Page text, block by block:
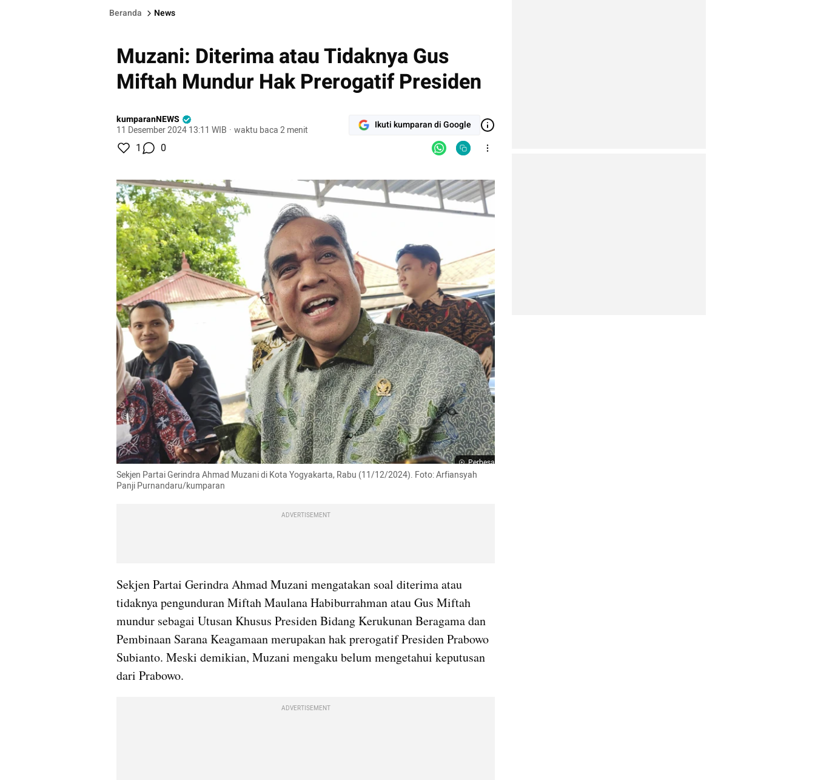
Beranda News
Muzani: Diterima atau Tidaknya Gus
Miftah Mundur Hak Prerogatif Presiden
kumparanNEWS
11 Desember 2024 13:11 WIB · waktu baca 2 menit Ikuti kumparan di Google
1 0
Perbesar
Sekjen Partai Gerindra Ahmad Muzani di Kota Yogyakarta, Rabu (11/12/2024). Foto: Arfiansyah
Panji Purnandaru/kumparan
ADVERTISEMENT
Sekjen Partai Gerindra Ahmad Muzani mengatakan soal diterima atau
tidaknya pengunduran Miftah Maulana Habiburrahman atau Gus Miftah
mundur sebagai Utusan Khusus Presiden Bidang Kerukunan Beragama dan
Pembinaan Sarana Keagamaan merupakan hak prerogatif Presiden Prabowo
Subianto. Meski demikian, Muzani mengaku belum mengetahui keputusan
dari Prabowo.
ADVERTISEMENT